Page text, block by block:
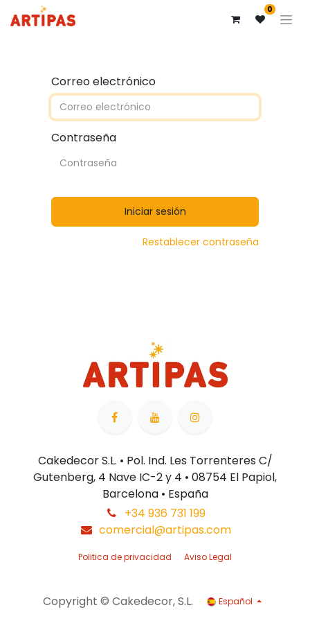
0
Correo electrónico
Contraseña
Iniciar sesión
Restablecer contraseña
Cakedecor S.L. • Pol. Ind. Les Torrenteres C/
Gutenberg, 4 Nave IC-2 y 4 • 08754 El Papiol,
Barcelona • España
+34 936 731 199
comercial@artipas.com
Politica de privacidad Aviso Legal
Copyright © Cakedecor, S.L. Español